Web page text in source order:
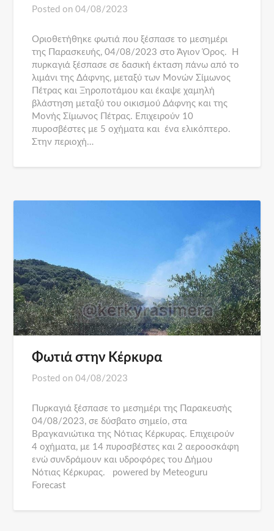
Posted on04/08/2023
Οριοθετήθηκε φωτιά που ξέσπασε το μεσημέρι
της Παρασκευής, 04/08/2023 στο Άγιον Όρος. Η
πυρκαγιά ξέσπασε σε δασική έκταση πάνω από το
λιμάνι της Δάφνης, μεταξύ των Μονών Σίμωνος
Πέτρας και Ξηροποτάμου και έκαψε χαμηλή
βλάστηση μεταξύ του οικισμού Δάφνης και της
Μονής Σίμωνος Πέτρας. Επιχειρούν 10
πυροσβέστες με 5 οχήματα και ένα ελικόπτερο.
Στην περιοχή…
Φωτιά στην Κέρκυρα
Posted on04/08/2023
Πυρκαγιά ξέσπασε το μεσημέρι της Παρακευσής
04/08/2023, σε δύσβατο σημείο, στα
Βραγκανιώτικα της Νότιας Κέρκυρας. Επιχειρούν
4 οχήματα, με 14 πυροσβέστες και 2 αεροοσκάφη
ενώ συνδράμουν και υδροφόρες του Δήμου
Νότιας Κέρκυρας. powered by Meteoguru
Forecast